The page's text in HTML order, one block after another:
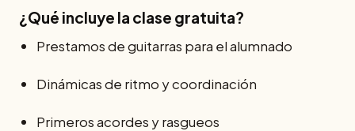
¿Qué incluye la clase gratuita?
Prestamos de guitarras para el alumnado
Dinámicas de ritmo y coordinación
Primeros acordes y rasgueos